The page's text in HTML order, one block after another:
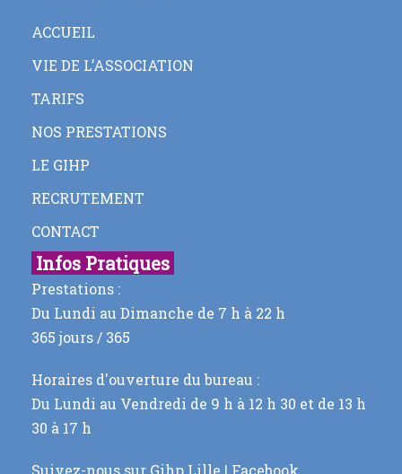
ACCUEIL
VIE DE L’ASSOCIATION
TARIFS
NOS PRESTATIONS
LE GIHP
RECRUTEMENT
CONTACT
Infos Pratiques
Prestations :
Du Lundi au Dimanche de 7 h à 22 h
365 jours / 365
Horaires d'ouverture du bureau :
Du Lundi au Vendredi de 9 h à 12 h 30 et de 13 h
30 à 17 h
Suivez-nous sur Gihp Lille | Facebook